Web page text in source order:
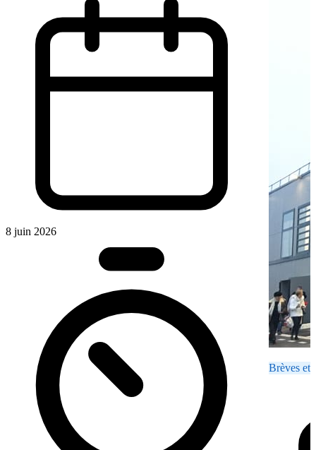
8 juin 2026
Brèves et